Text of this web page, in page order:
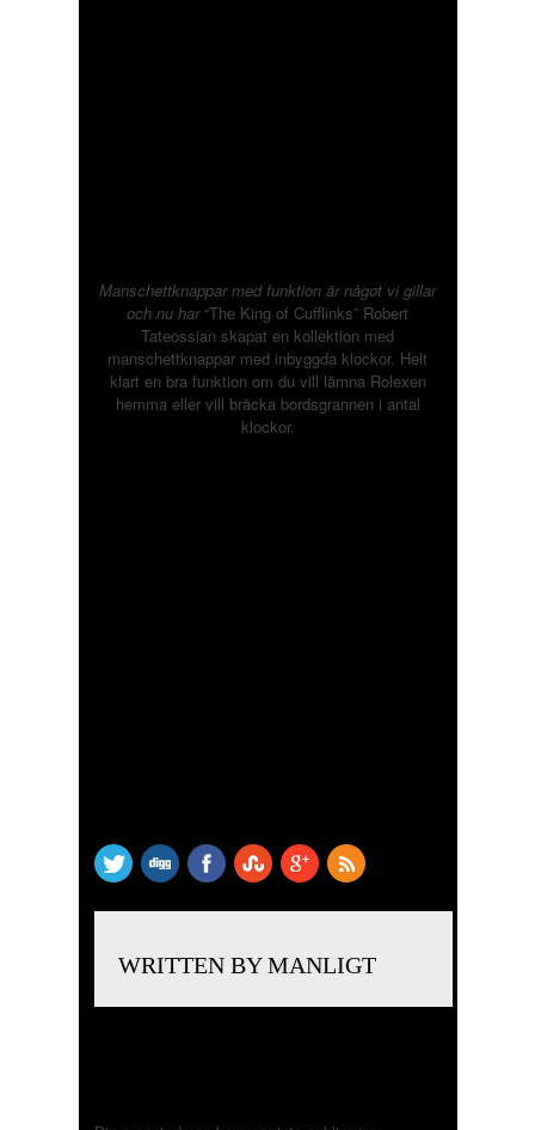
Manschettknappar med funktion är något vi gillar
och nu har“The King of Cufflinks” Robert
Tateossian skapat en kollektion med
manschettknappar med inbyggda klockor. Helt
klart en bra funktion om du vill lämna Rolexen
hemma eller vill bräcka bordsgrannen i antal
klockor.
WRITTEN BY MANLIGT